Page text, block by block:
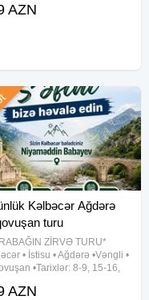
22-23, 26-27, 29-30 Avqust
AZN
Kəlbəcər Ağdərə
turu
ZİRVƏ TURU*
• İstisu • Ağdərə •Vəngli •
•Tarixlər: 8-9, 15-16,
hotel (*4): 149 azn
AZN